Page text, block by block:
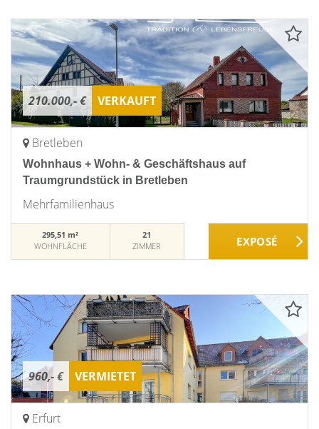
210.000,- € VERKAUFT
Bretleben
Wohnhaus + Wohn- & Geschäftshaus auf
Traumgrundstück in Bretleben
Mehrfamilienhaus
295,51 m²
WOHNFLÄCHE
21
ZIMMER
960,- € VERMIETET
Erfurt